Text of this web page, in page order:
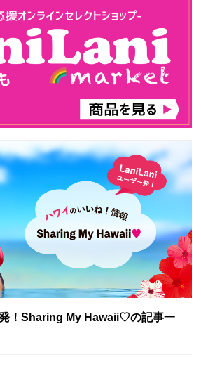
！Sharing My Hawaii♡の記事一